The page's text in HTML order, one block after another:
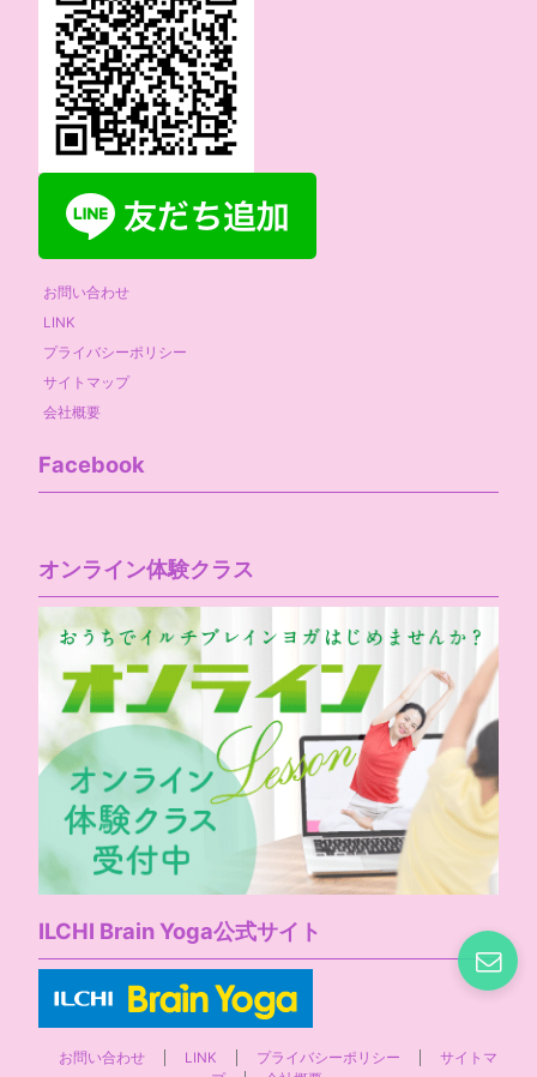
お問い合わせ
LINK
プライバシーポリシー
サイトマップ
会社概要
Facebook
オンライン体験クラス
ILCHI Brain Yoga公式サイト
お問い合わせ LINK プライバシーポリシー
サイトマ